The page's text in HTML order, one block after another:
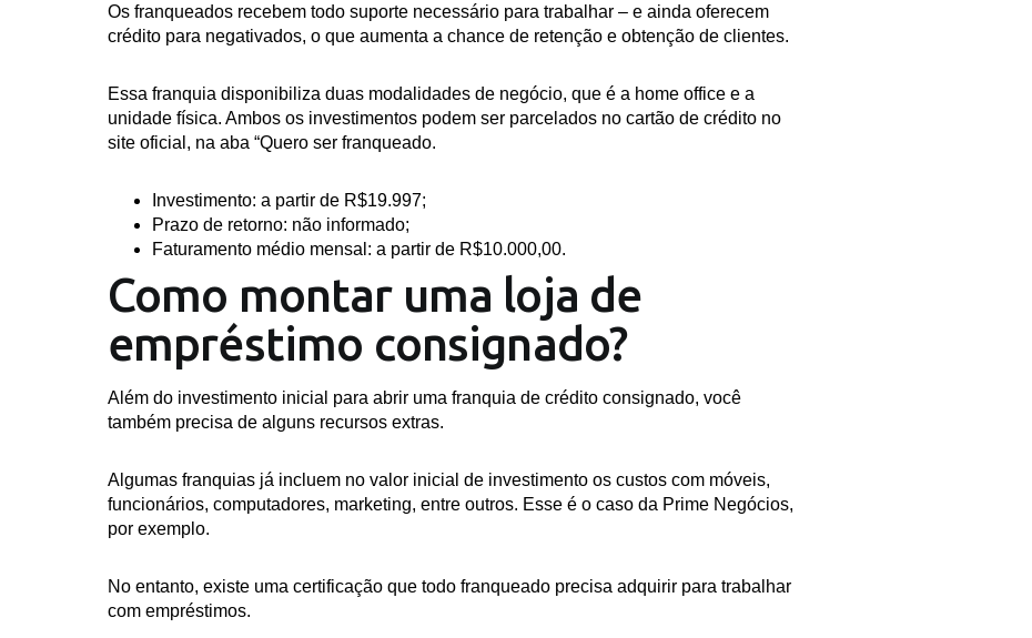
Os franqueados recebem todo suporte necessário para trabalhar – e ainda oferecem
crédito para negativados, o que aumenta a chance de retenção e obtenção de clientes.
Essa franquia disponibiliza duas modalidades de negócio, que é a home office e a
unidade física. Ambos os investimentos podem ser parcelados no cartão de crédito no
site oficial, na aba “Quero ser franqueado.
Investimento: a partir de R$19.997;
Prazo de retorno: não informado;
Faturamento médio mensal: a partir de R$10.000,00.
Como montar uma loja de
empréstimo consignado?
Além do investimento inicial para abrir uma franquia de crédito consignado, você
também precisa de alguns recursos extras.
Algumas franquias já incluem no valor inicial de investimento os custos com móveis,
funcionários, computadores, marketing, entre outros. Esse é o caso da Prime Negócios,
por exemplo.
No entanto, existe uma certificação que todo franqueado precisa adquirir para trabalhar
com empréstimos.